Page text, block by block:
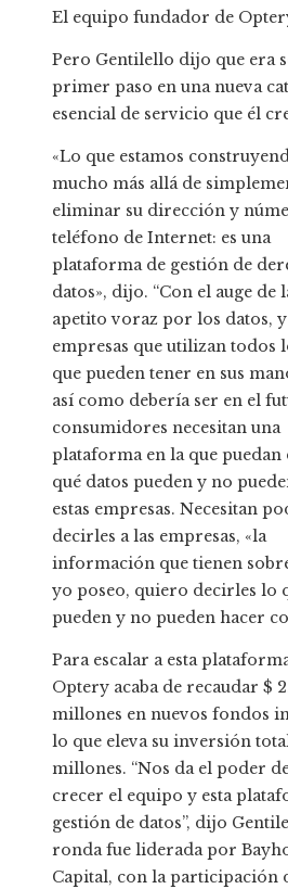
El equipo fundador de
Pero Gentilello dijo que era
primer paso en una nueva
esencial de servicio que él
«Lo que estamos
mucho más allá de
eliminar su dirección y
teléfono de Internet: es una
plataforma de gestión de
datos», dijo. “Con el auge de
apetito voraz por los datos, y
empresas que utilizan todos
que pueden tener en sus
así como debería ser en el
consumidores necesitan una
plataforma en la que puedan
qué datos pueden y no
estas empresas. Necesitan
decirles a las empresas, «la
información que tienen
yo poseo, quiero decirles lo
pueden y no pueden hacer
Para escalar a esta
Optery acaba de recaudar $
millones en nuevos fondos
lo que eleva su inversión
millones. “Nos da el poder
crecer el equipo y esta
gestión de datos”, dijo
ronda fue liderada por
Capital, con la participación